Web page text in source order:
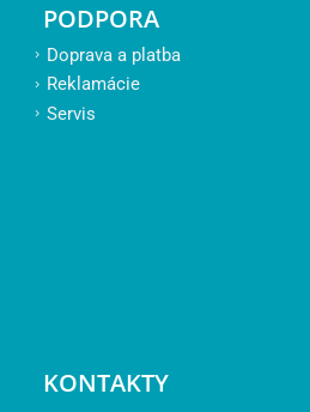
PODPORA
Doprava a platba
Reklamácie
Servis
KONTAKTY